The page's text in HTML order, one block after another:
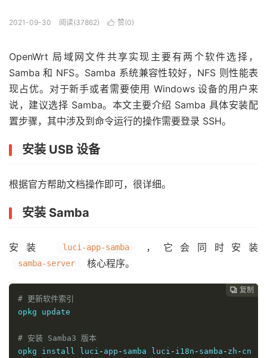
2021-09-30 阅读(37862)  赞(0)
OpenWrt 局域网文件共享实现主要有两个软件选择，
Samba 和 NFS。Samba 系统兼容性较好，NFS 则性能表
现占优。对于新手或者需要使用 Windows 设备的用户来
说，建议选择 Samba。本文主要介绍 Samba 具体安装配
置步骤，其中涉及到命令运行的操作需要登录 SSH。
安装 USB 设备
根据官方帮助文档操作即可，很详细。
安装 Samba
安装 luci-app-samba ，它会同时安装
samba-server 核心程序。
 复制
 复制
 复制
 复制
 复制
 复制
 复制
# 更新软件索引
opkg update
# 安装 Samba3 版本
opkg install luci - app - samba luci - i18n - samba - zh - cn